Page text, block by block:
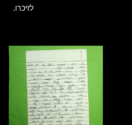
לזיכרו.